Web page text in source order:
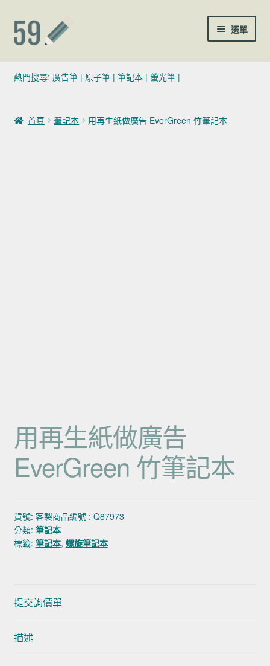
跳至導覽列
跳至主要內容 選單
(02)7729-4140
聯絡我們
熱門搜尋: 廣告筆| 原子筆| 筆記本| 螢光筆|
首頁 筆記本 用再生紙做廣告 EverGreen 竹筆記本
用再生紙做廣告
EverGreen 竹筆記本
貨號: 客製商品編號 : Q87973
分類: 筆記本
標籤: 筆記本, 螺旋筆記本
提交詢價單
描述